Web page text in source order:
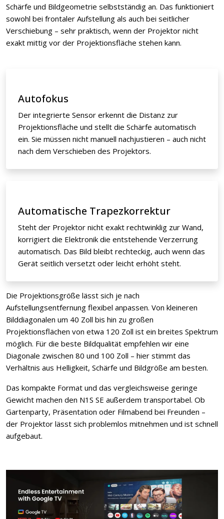
Schärfe und Bildgeometrie selbstständig an. Das funktioniert
sowohl bei frontaler Aufstellung als auch bei seitlicher
Verschiebung – sehr praktisch, wenn der Projektor nicht
exakt mittig vor der Projektionsfläche stehen kann.
Autofokus
Der integrierte Sensor erkennt die Distanz zur
Projektionsfläche und stellt die Schärfe automatisch
ein. Sie müssen nicht manuell nachjustieren – auch nicht
nach dem Verschieben des Projektors.
Automatische Trapezkorrektur
Steht der Projektor nicht exakt rechtwinklig zur Wand,
korrigiert die Elektronik die entstehende Verzerrung
automatisch. Das Bild bleibt rechteckig, auch wenn das
Gerät seitlich versetzt oder leicht erhöht steht.
Die Projektionsgröße lässt sich je nach
Aufstellungsentfernung flexibel anpassen. Von kleineren
Bilddiagonalen um 40 Zoll bis hin zu großen
Projektionsflächen von etwa 120 Zoll ist ein breites Spektrum
möglich. Für die beste Bildqualität empfehlen wir eine
Diagonale zwischen 80 und 100 Zoll – hier stimmt das
Verhältnis aus Helligkeit, Schärfe und Bildgröße am besten.
Das kompakte Format und das vergleichsweise geringe
Gewicht machen den N1S SE außerdem transportabel. Ob
Gartenparty, Präsentation oder Filmabend bei Freunden –
der Projektor lässt sich problemlos mitnehmen und ist schnell
aufgebaut.